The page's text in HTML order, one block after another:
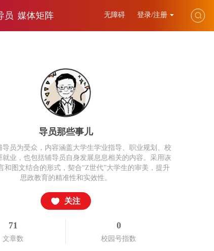
员 媒体矩阵 无障碍 登录/注册
导员那些事儿
导员为受众，内容涵盖大学生学业指导、职业规划、校
就业，也包括辅导员自身发展息息相关的内容。采用诙
和图文结合的形式，契合“Z世代”大学生的审美，提升
思政教育的精准性和实效性‌。
关注
71
文章数
0
校园号指数